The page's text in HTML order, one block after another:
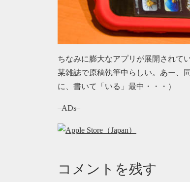
ちなみに膨大なアプリが展開されてい
某雑誌で原稿執筆中らしい。あー、
に、書いて「いる」最中・・・）
–ADs–
コメントを残す